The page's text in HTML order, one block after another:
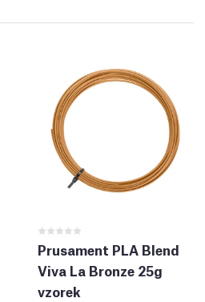
Prusament PLA Blend
Viva La Bronze 25g
vzorek